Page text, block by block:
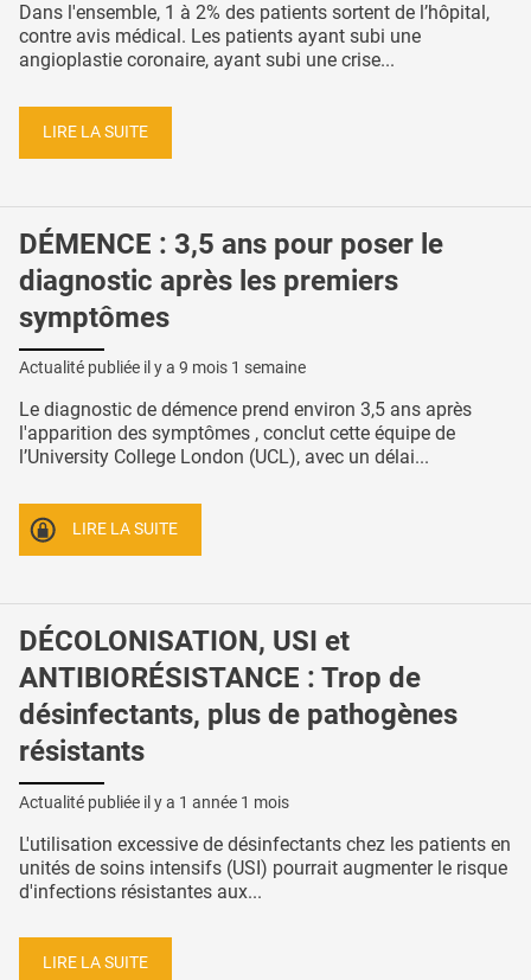
Dans l'ensemble, 1 à 2% des patients sortent de l’hôpital,
contre avis médical. Les patients ayant subi une
angioplastie coronaire, ayant subi une crise...
LIRE LA SUITE
DÉMENCE : 3,5 ans pour poser le
diagnostic après les premiers
symptômes
Actualité publiée il y a 9 mois 1 semaine
Le diagnostic de démence prend environ 3,5 ans après
l'apparition des symptômes , conclut cette équipe de
l’University College London (UCL), avec un délai...
LIRE LA SUITE
DÉCOLONISATION, USI et
ANTIBIORÉSISTANCE : Trop de
désinfectants, plus de pathogènes
résistants
Actualité publiée il y a 1 année 1 mois
L'utilisation excessive de désinfectants chez les patients en
unités de soins intensifs (USI) pourrait augmenter le risque
d'infections résistantes aux...
LIRE LA SUITE